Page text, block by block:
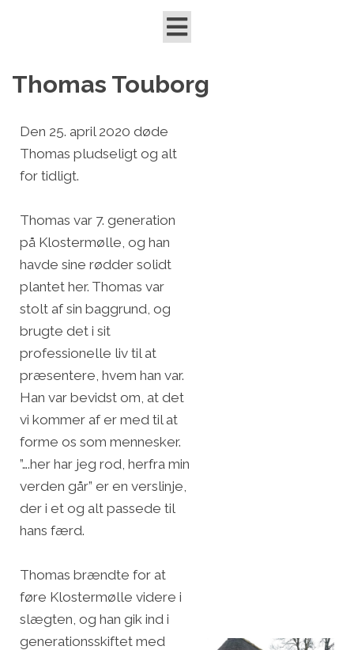
Thomas Touborg
Den 25. april 2020 døde
Thomas pludseligt og alt
for tidligt.
Thomas var 7. generation
på Klostermølle, og han
havde sine rødder solidt
plantet her. Thomas var
stolt af sin baggrund, og
brugte det i sit
professionelle liv til at
præsentere, hvem han var.
Han var bevidst om, at det
vi kommer af er med til at
forme os som mennesker.
”….her har jeg rod, herfra min
verden går” er en verslinje,
der i et og alt passede til
hans færd.
Thomas brændte for at
føre Klostermølle videre i
slægten, og han gik ind i
generationsskiftet med